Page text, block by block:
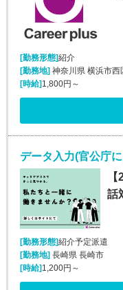
[勤務形態]紹介
[勤務地]神奈川県 横浜市西
[時給]1,800円～
データ入力(官公庁
話
[勤務形態]紹介予定派遣
[勤務地]長崎県 長崎市
[時給]1,200円～